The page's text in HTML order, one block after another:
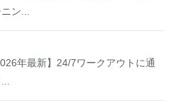
ン...
年最新】24/7ワークアウトに通